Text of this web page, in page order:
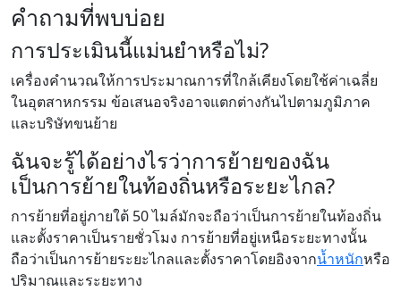
คำถามที่พบบ่อย
การประเมินนี้แม่นยำหรือไม่?
เครื่องคำนวณให้การประมาณการที่ใกล้เคียงโดยใช้ค่าเฉลี่ย
ในอุตสาหกรรม ข้อเสนอจริงอาจแตกต่างกันไปตามภูมิภาค
และบริษัทขนย้าย
ฉันจะรู้ได้อย่างไรว่าการย้ายของฉัน
เป็นการย้ายในท้องถิ่นหรือระยะไกล?
การย้ายที่อยู่ภายใต้ 50 ไมล์มักจะถือว่าเป็นการย้ายในท้องถิ่น
และตั้งราคาเป็นรายชั่วโมง การย้ายที่อยู่เหนือระยะทางนั้น
ถือว่าเป็นการย้ายระยะไกลและตั้งราคาโดยอิงจากน้ำหนักหรือ
ปริมาณและระยะทาง